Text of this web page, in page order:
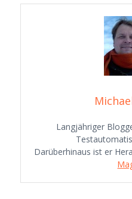
Langjähriger
Darüberhinaus ist er